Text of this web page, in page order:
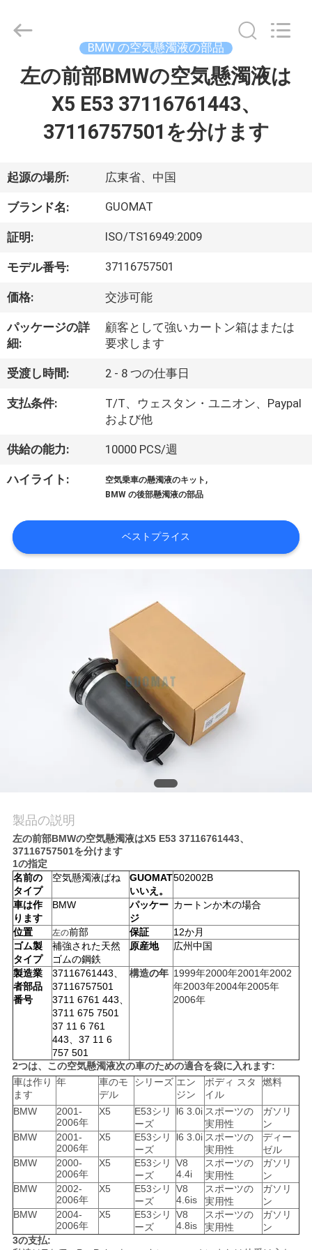
ダ
ク
ト
私
に
つ
い
工
旅
行
連
絡
し
な
さ
い
引
を
要
求
な
さ
い
2026
GUANGZHOU
BMW の空気懸濁液の部品
左の前部BMWの空気懸濁液は
X5 E53 37116761443、
37116757501を分けます
起源の場所: 広東省、中国
ブランド名: GUOMAT
証明: ISO/TS16949:2009
モデル番号: 37116757501
価格: 交渉可能
パッケージの詳
細:
顧客として強いカートン箱はまたは
要求します
受渡し時間: 2 - 8 つの仕事日
支払条件:
T/T、ウェスタン・ユニオン、Paypal
および他
供給の能力: 10000 PCS/週
ハイライト: 空気乗車の懸濁液のキット ,
BMW の後部懸濁液の部品
ベストプライス
製品の説明
左の前部BMWの空気懸濁液はX5 E53 37116761443、
37116757501を分けます
1の指定
名前の
タイプ
空気懸濁液ばね
GUOMAT
いいえ。
502002B
車は作
ります
BMW
パッケー
ジ
カートンか木の場合
位置 左の前部 保証
12か月
ゴム製
タイプ
補強された天然
ゴムの鋼鉄
原産地 広州中国
製造業
者部品
番号
37116761443、
37116757501
3711 6761 443、
3711 675 7501
37 11 6 761
443、37 11 6
757 501
構造の年 1999年2000年2001年2002
年2003年2004年2005年
2006年
2つは、この空気懸濁液次の車のための適合を袋に入れます:
車は作り
ます
年
車のモ
デル
シリーズ エン
ジン
ボディ スタ
イル
燃料
BMW
2001-
2006年
X5
E53シリ
ーズ
l6 3.0i スポーツの
実用性
ガソリ
ン
BMW
2001-
2006年
X5
E53シリ
ーズ
l6 3.0i スポーツの
実用性
ディー
ゼル
BMW
2000-
2006年
X5
E53シリ
ーズ
V8
4.4i
スポーツの
実用性
ガソリ
ン
BMW
2002-
2006年
X5
E53シリ
ーズ
V8
4.6is
スポーツの
実用性
ガソリ
ン
BMW
2004-
2006年
X5
E53シリ
ーズ
V8
4.8is
スポーツの
実用性
ガソリ
ン
3の支払: